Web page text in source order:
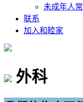
未成年人
联系
加入和睦家
外科